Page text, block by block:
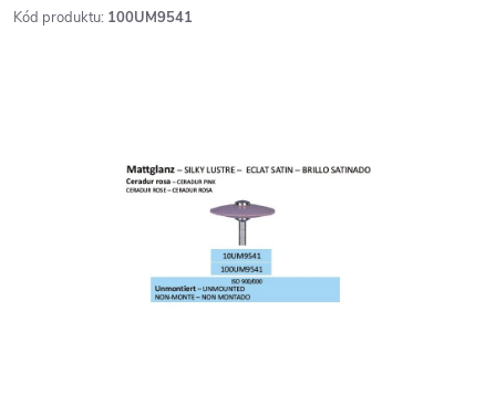
Kód produktu: 100UM9541